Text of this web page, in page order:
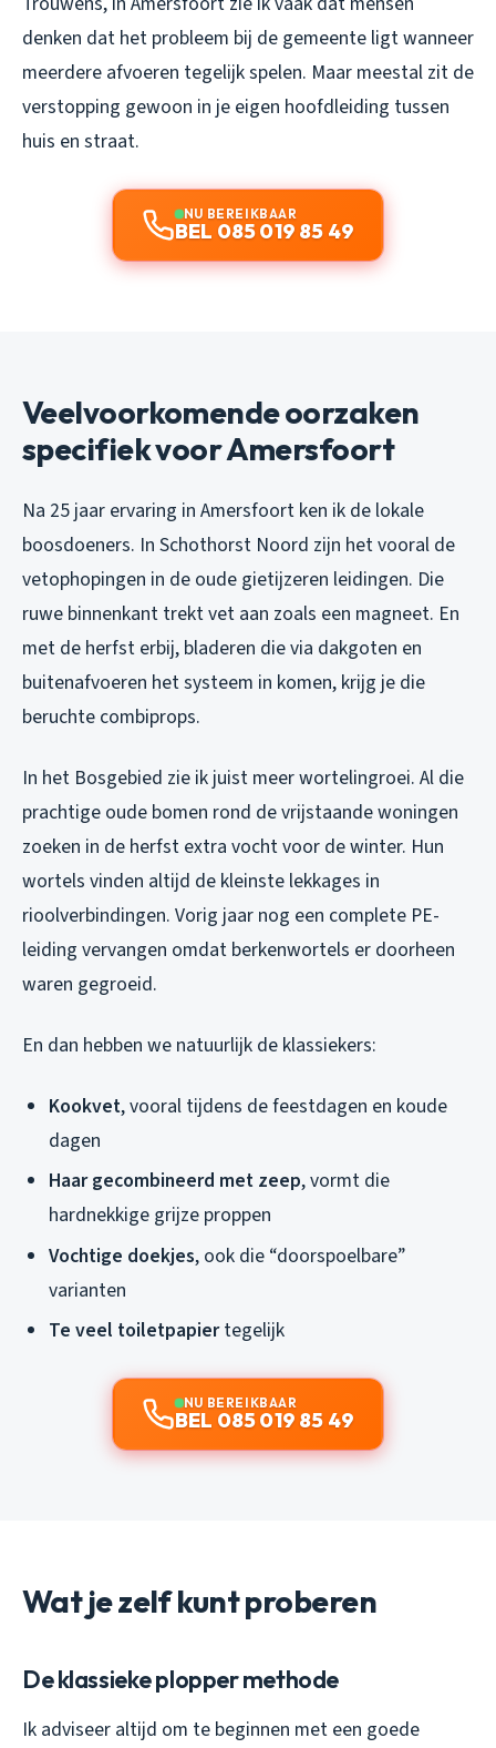
denken dat het probleem bij de gemeente ligt wanneer
meerdere afvoeren tegelijk spelen. Maar meestal zit de
verstopping gewoon in je eigen hoofdleiding tussen
huis en straat.
NU BEREIKBAAR
BEL 085 019 85 49
Veelvoorkomende oorzaken
specifiek voor Amersfoort
Na 25 jaar ervaring in Amersfoort ken ik de lokale
boosdoeners. In Schothorst Noord zijn het vooral de
vetophopingen in de oude gietijzeren leidingen. Die
ruwe binnenkant trekt vet aan zoals een magneet. En
met de herfst erbij, bladeren die via dakgoten en
buitenafvoeren het systeem in komen, krijg je die
beruchte combiprops.
In het Bosgebied zie ik juist meer wortelingroei. Al die
prachtige oude bomen rond de vrijstaande woningen
zoeken in de herfst extra vocht voor de winter. Hun
wortels vinden altijd de kleinste lekkages in
rioolverbindingen. Vorig jaar nog een complete PE-
leiding vervangen omdat berkenwortels er doorheen
waren gegroeid.
En dan hebben we natuurlijk de klassiekers:
Kookvet, vooral tijdens de feestdagen en koude
dagen
Haar gecombineerd met zeep, vormt die
hardnekkige grijze proppen
Vochtige doekjes, ook die “doorspoelbare”
varianten
Te veel toiletpapiertegelijk
NU BEREIKBAAR
BEL 085 019 85 49
Wat je zelf kunt proberen
De klassieke plopper methode
Ik adviseer altijd om te beginnen met een goede